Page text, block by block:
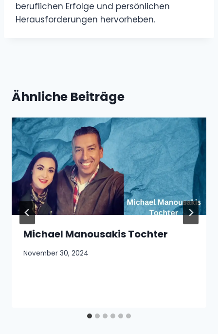
beruflichen Erfolge und persönlichen
Herausforderungen hervorheben.
Ähnliche Beiträge
Michael Manousakis Tochter
November 30, 2024